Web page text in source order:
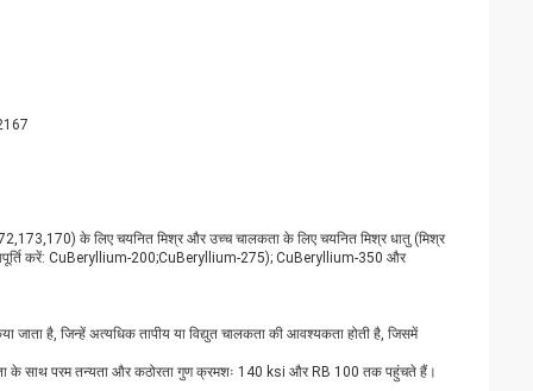
के लिए चयनित मिश्र और उच्च चालकता के लिए चयनित मिश्र धातु (मिश्र
करें: CuBeryllium-200;CuBeryllium-275); CuBeryllium-350 और
है, जिन्हें अत्यधिक तापीय या विद्युत चालकता की आवश्यकता होती है, जिसमें
के साथ परम तन्यता और कठोरता गुण क्रमशः 140 ksi और RB 100 तक पहुंचते हैं।